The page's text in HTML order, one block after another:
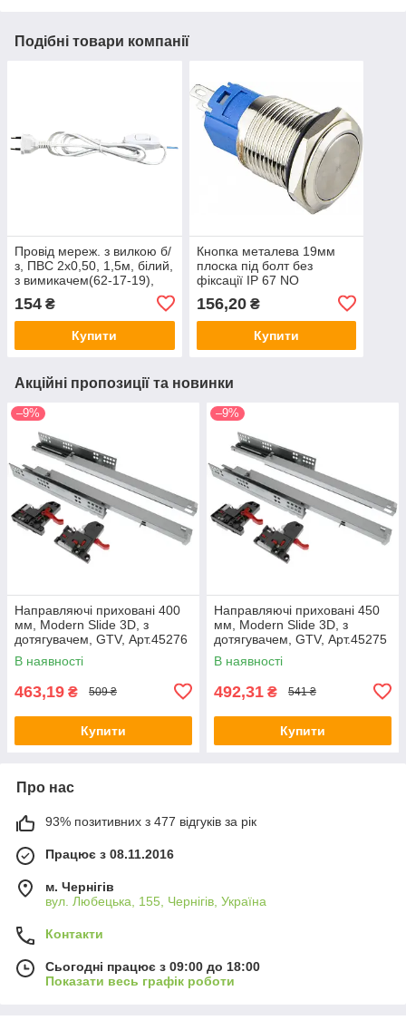
Подібні товари компанії
Провід мереж. з вилкою б/
з, ПВС 2х0,50, 1,5м, білий,
з вимикачем(62-17-19),
154 ₴
Купити
Кнопка металева 19мм
плоска під болт без
фіксації IP 67 NO
156,20₴
Купити
Акційні пропозиції та новинки
–9%
Направляючі приховані 400
мм, Modern Slide 3D, з
дотягувачем, GTV, Арт.45276
В наявності
463,19 ₴ 509 ₴
Купити
–9%
Направляючі приховані 450
мм, Modern Slide 3D, з
дотягувачем, GTV, Арт.45275
В наявності
492,31 ₴ 541 ₴
Купити
Про нас
93% позитивних з 477 відгуків за рік
Працює з 08.11.2016
м. Чернігів
вул. Любецька, 155, Чернігів, Україна
Контакти
Сьогодні працює з 09:00 до 18:00
Показати весь графік роботи